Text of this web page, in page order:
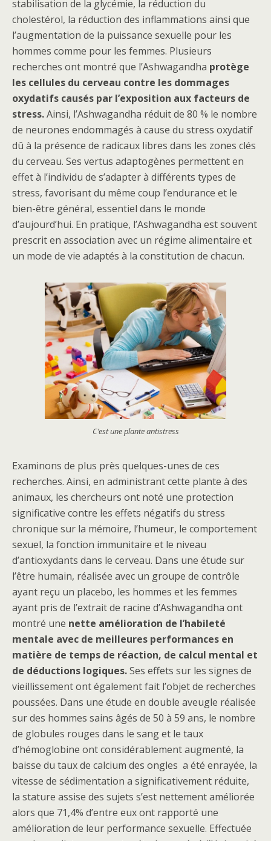
stabilisation de la glycémie, la réduction du
cholestérol, la réduction des inflammations ainsi que
l’augmentation de la puissance sexuelle pour les
hommes comme pour les femmes. Plusieurs
recherches ont montré que l’Ashwagandha protège
les cellules du cerveau contre les dommages
oxydatifs causés par l’exposition aux facteurs de
stress.Ainsi, l’Ashwagandha réduit de 80 % le nombre
de neurones endommagés à cause du stress oxydatif
dû à la présence de radicaux libres dans les zones clés
du cerveau. Ses vertus adaptogènes permettent en
effet à l’individu de s’adapter à différents types de
stress, favorisant du même coup l’endurance et le
bien-être général, essentiel dans le monde
d’aujourd’hui. En pratique, l’Ashwagandha est souvent
prescrit en association avec un régime alimentaire et
un mode de vie adaptés à la constitution de chacun.
C’est une plante antistress
Examinons de plus près quelques-unes de ces
recherches. Ainsi, en administrant cette plante à des
animaux, les chercheurs ont noté une protection
significative contre les effets négatifs du stress
chronique sur la mémoire, l’humeur, le comportement
sexuel, la fonction immunitaire et le niveau
d’antioxydants dans le cerveau. Dans une étude sur
l’être humain, réalisée avec un groupe de contrôle
ayant reçu un placebo, les hommes et les femmes
ayant pris de l’extrait de racine d’Ashwagandha ont
montré une nette amélioration de l’habileté
mentale avec de meilleures performances en
matière de temps de réaction, de calcul mental et
de déductions logiques.Ses effets sur les signes de
vieillissement ont également fait l’objet de recherches
poussées. Dans une étude en double aveugle réalisée
sur des hommes sains âgés de 50 à 59 ans, le nombre
de globules rouges dans le sang et le taux
d’hémoglobine ont considérablement augmenté, la
baisse du taux de calcium des ongles a été enrayée, la
vitesse de sédimentation a significativement réduite,
la stature assise des sujets s’est nettement améliorée
alors que 71,4% d’entre eux ont rapporté une
amélioration de leur performance sexuelle. Effectuée